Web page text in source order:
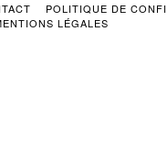
POLITIQUE DE
LÉGALES